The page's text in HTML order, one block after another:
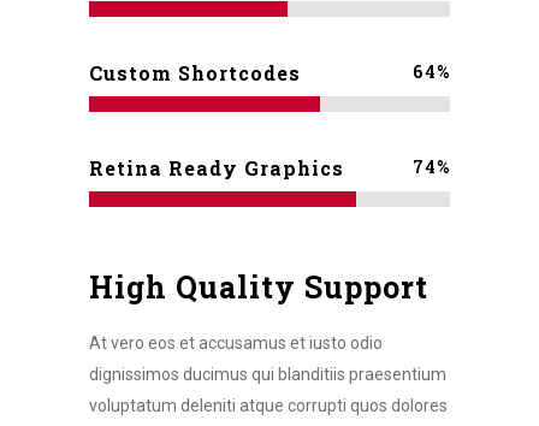
Custom Shortcodes 64%
Retina Ready Graphics 74%
High Quality Support
At vero eos et accusamus et iusto odio
dignissimos ducimus qui blanditiis praesentium
voluptatum deleniti atque corrupti quos dolores